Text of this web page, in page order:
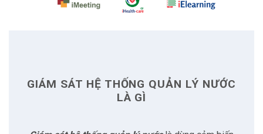
Lo ngại về an ninh mạng
GIÁM SÁT HỆ THỐNG QUẢN LÝ NƯỚC
LÀ GÌ